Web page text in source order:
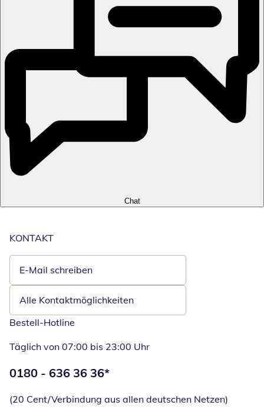
Chat
KONTAKT
E-Mail schreiben
Öffnet E-Mail-Client
Alle Kontaktmöglichkeiten
Bestell-Hotline
Täglich von 07:00 bis 23:00 Uhr
Telefonnummer:
0180 - 636 36 36*
(20 Cent/Verbindung aus allen deutschen Netzen)